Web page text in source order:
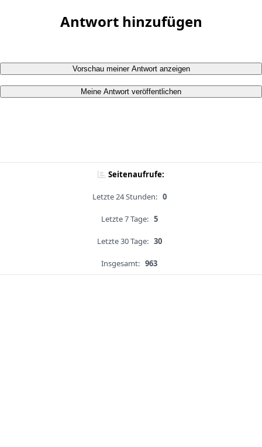
Antwort hinzufügen
Vorschau meiner Antwort anzeigen
Meine Antwort veröffentlichen
Seitenaufrufe:
Letzte 24 Stunden: 0
Letzte 7 Tage: 5
Letzte 30 Tage: 30
Insgesamt: 963